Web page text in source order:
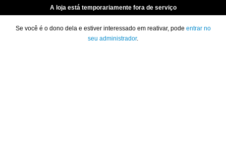
A loja está temporariamente fora de serviço
Se você é o dono dela e estiver interessado em reativar, pode entrar no
seu administrador.